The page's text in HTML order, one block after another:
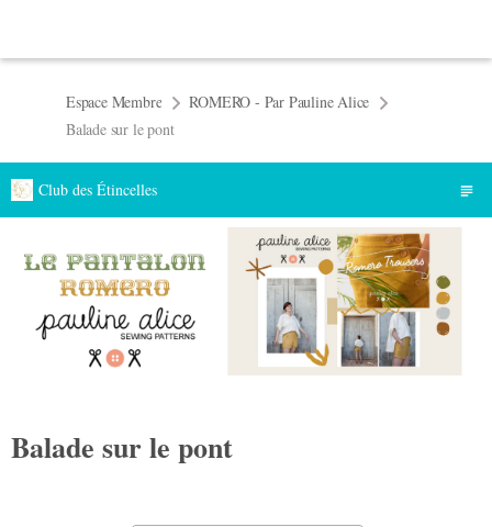
Espace Membre
ROMERO - Par Pauline Alice
Balade sur le pont
Club des Étincelles
Balade sur le pont